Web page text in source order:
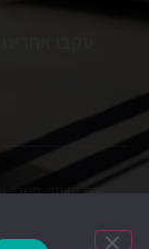
הקמת האתר:משרד